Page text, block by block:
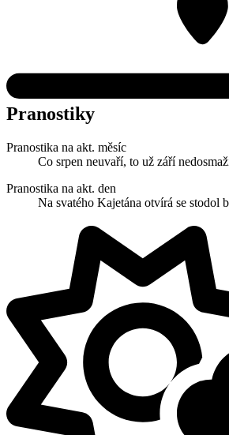
Pranostiky
Pranostika na akt. měsíc
Co srpen neuvaří, to už září
Pranostika na akt. den
Na svatého Kajetána otvírá se stodol